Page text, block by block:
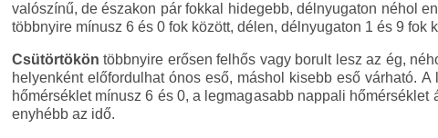
valószínű, de északon pár fokkal hidegebb, délnyugaton néhol
többnyire mínusz 6 és 0 fok között, délen, délnyugaton 1 és 9 fok
Csütörtökön többnyire erősen felhős vagy borult lesz az ég,
helyenként előfordulhat ónos eső, máshol kisebb eső várható.
hőmérséklet mínusz 6 és 0, a legmagasabb nappali
enyhébb az idő.